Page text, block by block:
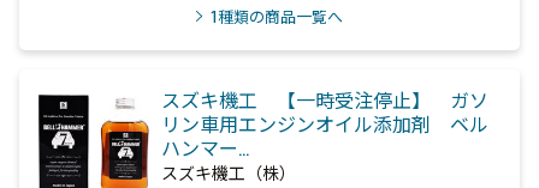
1種類の商品一覧へ
スズキ機工 【一時受注停止】 ガソ
リン車用エンジンオイル添加剤 ベル
ハンマー…
スズキ機工（株）